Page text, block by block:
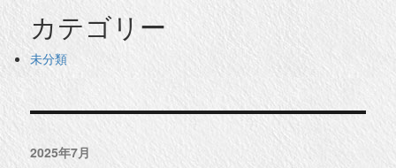
カテゴリー
未分類
2025年7月